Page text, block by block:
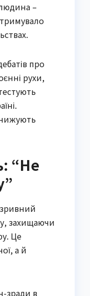
–
про
рухи,
“Не
захищаючи
Це
а й
зради в